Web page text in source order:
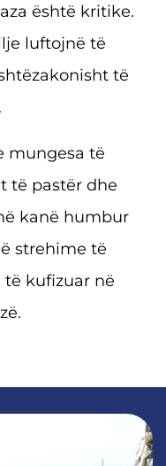
është kritike.
luftojnë të
të
mungesa të
të pastër dhe
kanë humbur
strehime të
kufizuar në